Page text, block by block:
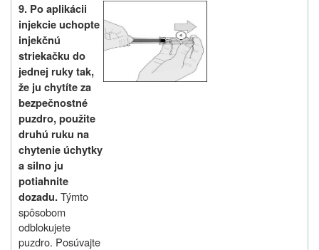
9. Po aplikácii
injekcie uchopte
injekčnú
striekačku do
jednej ruky tak,
že ju chytíte za
bezpečnostné
puzdro, použite
druhú ruku na
chytenie úchytky
a silno ju
potiahnite
dozadu.Týmto
spôsobom
odblokujete
puzdro. Posúvajte